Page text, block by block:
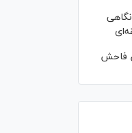
فاحش